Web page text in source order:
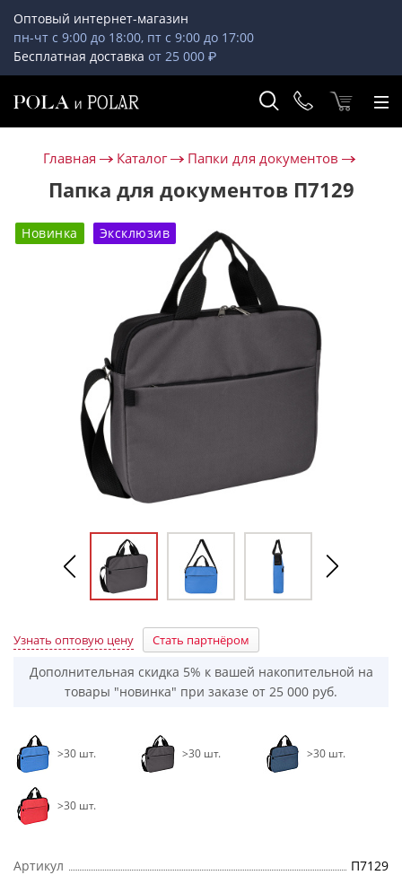
Оптовый интернет-магазин
пн-чт с 9:00 до 18:00, пт с 9:00 до 17:00
Бесплатная доставка от 25 000 ₽
Главная Каталог Папки для документов
Папка для документов П7129
Новинка Эксклюзив
Узнать оптовую цену Стать партнёром
Дополнительная скидка 5% к вашей накопительной на
товары "новинка" при заказе от 25 000 руб.
>30 шт. >30 шт. >30 шт.
>30 шт.
Артикул
П7129